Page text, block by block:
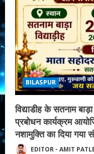
BILASPUR
विद्याडीह के सतनाम
प्रबोधन कार्यक्रम
नशामुक्ति का दिया गया
EDITOR - AMIT